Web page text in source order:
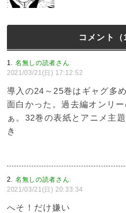
コメント（
1 名無しの読者さん:
2021/03/21(日) 17:12:52
導入の24～25巻はギャグ多
面白かった。過去編オンリ
ぁ。32巻の表紙とアニメ主
き
2 名無しの読者さん:
2021/03/21(日) 20:33:34
へそ！だけ嫌い